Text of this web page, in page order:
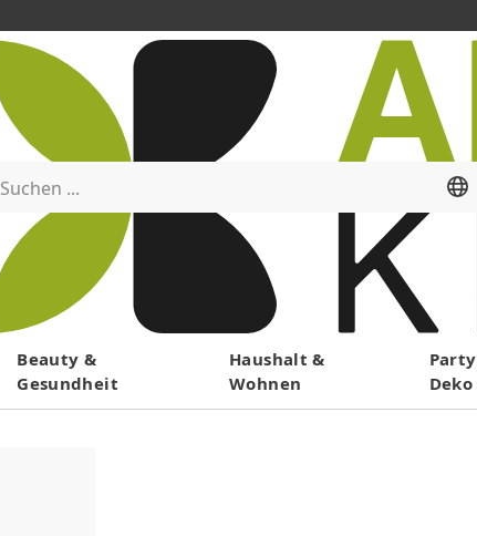
Menü
Suchen ...
Beauty &
Gesundheit
Haushalt &
Wohnen
Party
Deko